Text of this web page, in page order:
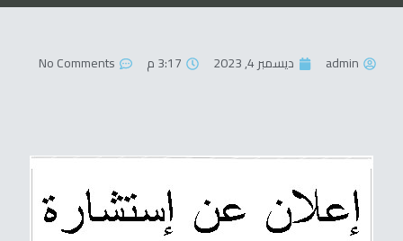
admin ديسمبر 4, 2023 3:17 م No Comments